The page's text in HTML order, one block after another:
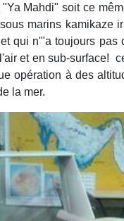
Mahdi" soit ce
marins kamikaze
qui n'"a toujours pas
et en sub-surface!
opération à des
la mer.